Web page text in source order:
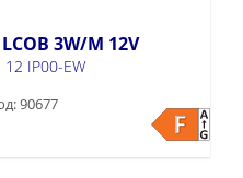
3W/M 12V
12 IP00-EW
90677